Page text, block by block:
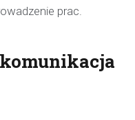
prac.